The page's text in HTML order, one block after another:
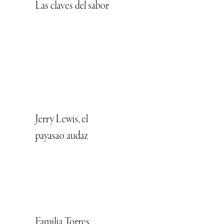
Las claves del sabor
Jerry Lewis, el
payasao audaz